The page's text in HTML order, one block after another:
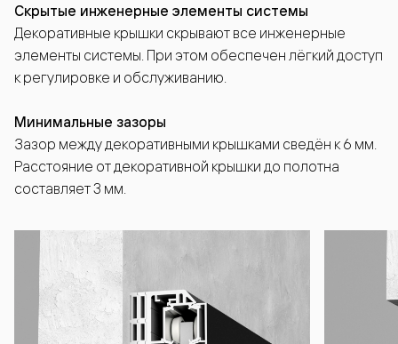
Скрытые инженерные элементы системы
Декоративные крышки скрывают все инженерные
элементы системы. При этом обеспечен лёгкий доступ
к регулировке и обслуживанию.
Минимальные зазоры
Зазор между декоративными крышками сведён к 6 мм.
Расстояние от декоративной крышки до полотна
составляет 3 мм.